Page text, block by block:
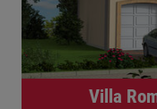
Villa